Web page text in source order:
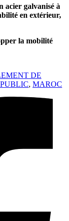
acier galvanisé à
en extérieur,
la mobilité
DE
, MAROC